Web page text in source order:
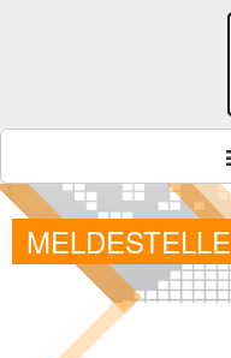
MELDESTELLE